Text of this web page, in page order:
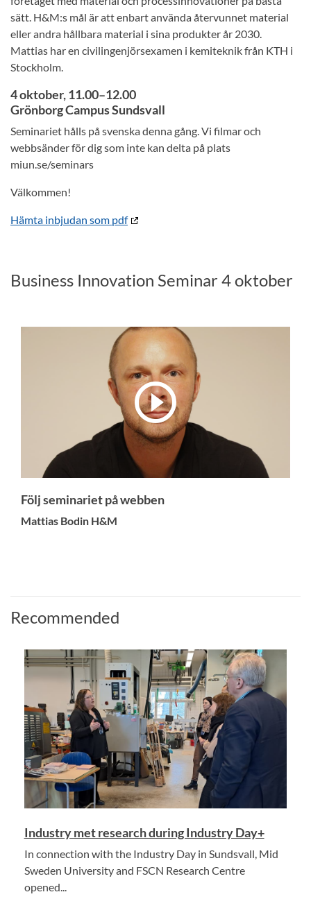
sätt. H&M:s mål är att enbart använda återvunnet material
eller andra hållbara material i sina produkter år 2030.
Mattias har en civilingenjörsexamen i kemiteknik från KTH i
Stockholm.
4 oktober, 11.00–12.00
Grönborg Campus Sundsvall
Seminariet hålls på svenska denna gång. Vi filmar och
webbsänder för dig som inte kan delta på plats
miun.se/seminars
Välkommen!
Hämta inbjudan som pdf
Business Innovation Seminar 4 oktober
Följ seminariet på webben
Mattias Bodin H&M
Recommended
Industry met research during Industry Day+
In connection with the Industry Day in Sundsvall, Mid
Sweden University and FSCN Research Centre
opened...